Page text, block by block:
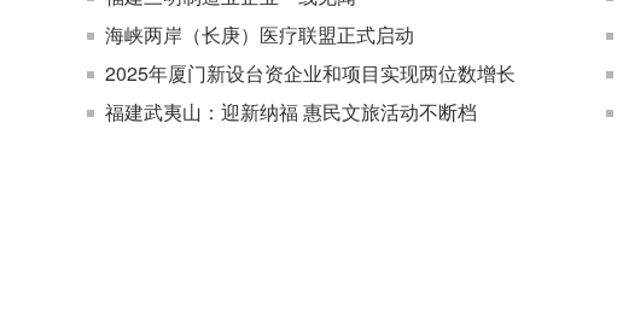
海峡两岸（长庚）医疗联盟正式启动
2025年厦门新设台资企业和项目实现两位数增长
福建武夷山：迎新纳福 惠民文旅活动不断档